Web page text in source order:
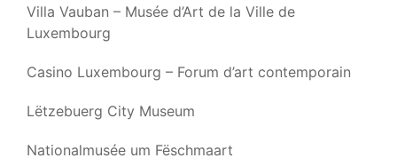
Villa Vauban – Musée d’Art de la Ville de
Luxembourg
Casino Luxembourg – Forum d’art contemporain
Lëtzebuerg City Museum
Nationalmusée um Fëschmaart